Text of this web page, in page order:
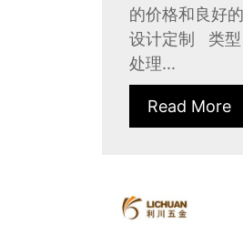
的价格和良好
设计定制 类型
处理...
Read More